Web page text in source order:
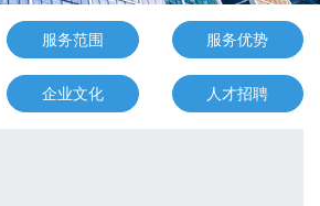
服务范围 服务优势
企业文化 人才招聘